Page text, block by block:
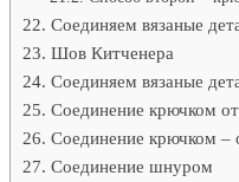
Соединяем вязаные
Шов Китченера
Соединяем вязаные
Соединение крючком
Соединение крючком –
Соединение шнуром